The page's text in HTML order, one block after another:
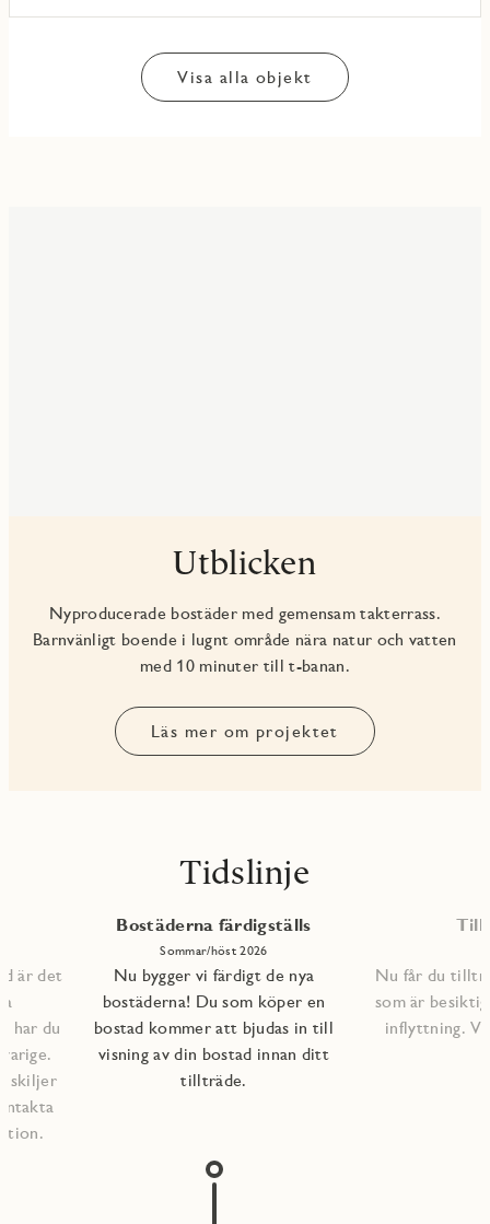
Visa alla objekt
Utblicken
Nyproducerade bostäder med gemensam takterrass.
Barnvänligt boende i lugnt område nära natur och vatten
med 10 minuter till t-banan.
Läs mer om projektet
Tidslinje
är det
har du
skiljer
Bostäderna färdigställs
Sommar/höst 2026
Nu bygger vi färdigt de nya
bostäderna! Du som köper en
bostad kommer att bjudas in till
visning av din bostad innan ditt
tillträde.
Nu får du
som är
inflyttning.